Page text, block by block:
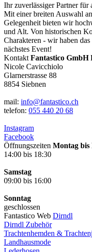
Ihr zuverlässiger Partner
Mit einer breiten Auswahl
Gelegenheit bieten wir
und Alt. Von historischen
Charakteren - wir haben
nächstes Event!
Kontakt Fantastico GmbH
Nicole Cavicchiolo
Glarnerstrasse 88
8854 Siebnen
mail: info@fantastico.ch
telefon: 055 440 20 68
Instagram
Facebook
Öffnungszeiten Montag bis
14:00 bis 18:30
Samstag
09:00 bis 16:00
Sonntag
geschlossen
Fantastico Web Dirndl
Dirndl Zubehör
Trachtenhemden &
Landhausmode